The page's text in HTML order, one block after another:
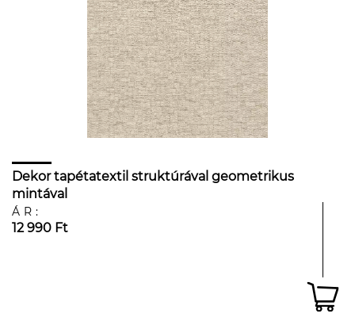
Dekor tapétatextil struktúrával geometrikus
mintával
ÁR:
12 990 Ft